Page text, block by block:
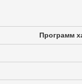
Программ